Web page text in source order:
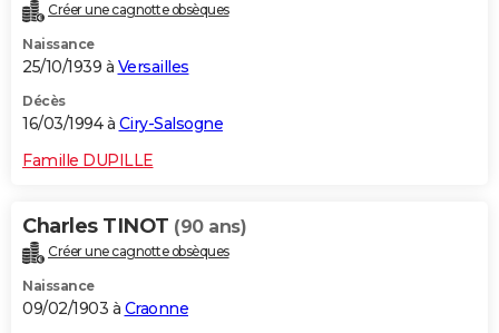
Créer une cagnotte obsèques
Naissance
25/10/1939 à Versailles
Décès
16/03/1994 à Ciry-Salsogne
Famille DUPILLE
Charles TINOT (90 ans)
Créer une cagnotte obsèques
Naissance
09/02/1903 à Craonne